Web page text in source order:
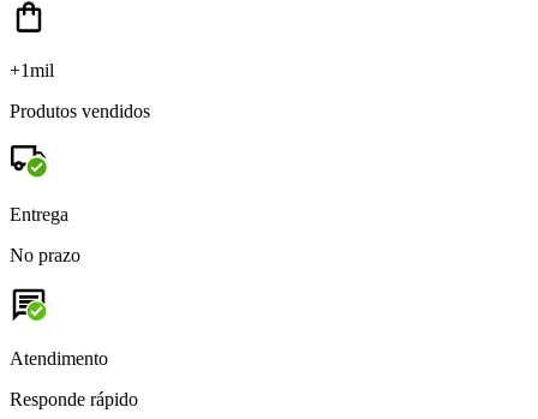
+1mil
Produtos vendidos
Entrega
No prazo
Atendimento
Responde rápido